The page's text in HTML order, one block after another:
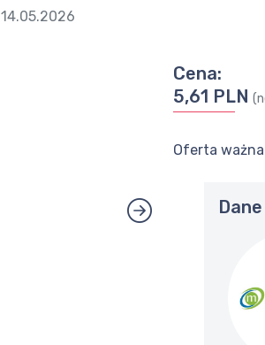
14.05.2026
Cena:
5,61 PLN
Oferta